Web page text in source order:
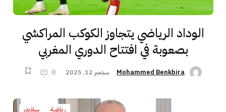
الوداد الرياضي يتجاوز الكوكب المراكشي
بصعوبة في افتتاح الدوري المغربي
Mohammed Benkbira سبتمبر 12, 2025 0
رياضة سلايدر